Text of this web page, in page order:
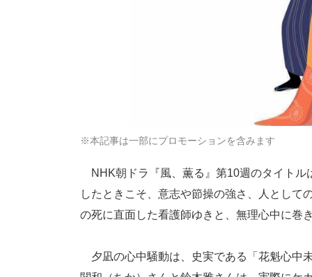
※本記事は一部にプロモーションを含みます
NHK朝ドラ『風、薫る』第10週のタイトル
したときこそ、意志や節操の強さ、人として
の死に直面した看護師ゆきと、無理心中に巻
夕凪の心中騒動は、史実である「花魁心中